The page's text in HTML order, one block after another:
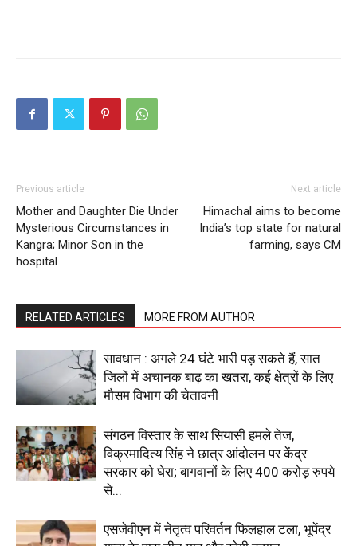
SUBSCRIBE NOW
Company
About
Contact us
Subscription Plans
My account
Previous article
Mother and Daughter Die Under
Mysterious Circumstances in
Kangra; Minor Son in the
hospital
Next article
Himachal aims to become
India’s top state for natural
farming, says CM
RELATED ARTICLES MORE FROM AUTHOR
सावधान : अगले 24 घंटे भारी पड़ सकते हैं, सात
जिलों में अचानक बाढ़ का खतरा, कई क्षेत्रों के लिए
मौसम विभाग की चेतावनी
संगठन विस्तार के साथ सियासी हमले तेज,
विक्रमादित्य सिंह ने छात्र आंदोलन पर केंद्र
सरकार को घेरा; बागवानों के लिए 400 करोड़ रुपये
से...
एसजेवीएन में नेतृत्व परिवर्तन फिलहाल टला, भूपेंद्र